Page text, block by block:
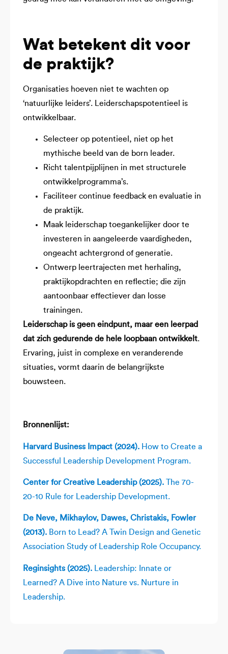
Wat betekent dit voor
de praktijk?
Organisaties hoeven niet te wachten op
‘natuurlijke leiders’. Leiderschapspotentieel is
ontwikkelbaar.
Selecteer op potentieel, niet op het
mythische beeld van de born leader.
Richt talentpijplijnen in met structurele
ontwikkelprogramma’s.
Faciliteer continue feedback en evaluatie in
de praktijk.
Maak leiderschap toegankelijker door te
investeren in aangeleerde vaardigheden,
ongeacht achtergrond of generatie.
Ontwerp leertrajecten met herhaling,
praktijkopdrachten en reflectie; die zijn
aantoonbaar effectiever dan losse
trainingen.
Leiderschap is geen eindpunt, maar een leerpad
dat zich gedurende de hele loopbaan ontwikkelt.
Ervaring, juist in complexe en veranderende
situaties, vormt daarin de belangrijkste
bouwsteen.
Bronnenlijst:
Harvard Business Impact (2024). How to Create a
Successful Leadership Development Program.
Center for Creative Leadership (2025). The 70-
20-10 Rule for Leadership Development.
De Neve, Mikhaylov, Dawes, Christakis, Fowler
(2013). Born to Lead? A Twin Design and Genetic
Association Study of Leadership Role Occupancy.
Reginsights (2025). Leadership: Innate or
Learned? A Dive into Nature vs. Nurture in
Leadership.